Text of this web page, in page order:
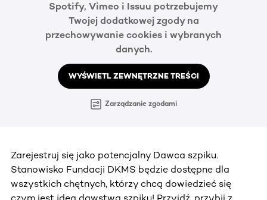
Spotify, Vimeo i Issuu potrzebujemy
Twojej dodatkowej zgody na
przechowywanie cookies i wybranych
danych.
WYŚWIETL ZEWNĘTRZNE TREŚCI
Zarządzanie zgodami
Zarejestruj się jako potencjalny Dawca szpiku.
Stanowisko Fundacji DKMS będzie dostępne dla
wszystkich chętnych, którzy chcą dowiedzieć się
czym jest idea dawstwa szpiku! Przyjdź, przybij z